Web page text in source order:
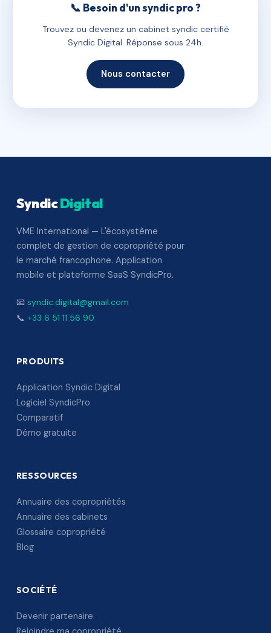
📞 Besoin d'un syndic pro ?
Trouvez ou devenez un cabinet syndic certifié
Syndic Digital. Réponse sous 24h.
Nous contacter
SyndicDigital
VME International — L'écosystème
complet de gestion de copropriété pour
le marché francophone. Application
mobile et plateforme SaaS SyndicPro.
📧 syndic.digital@gmail.com
📞 +33 6 51 11 56 90
PRODUITS
Application Syndic Digital
Logiciel SyndicPro
Comparatif
Démo gratuite
RESSOURCES
Annuaire des copropriétés
Annuaire des cabinets
Glossaire copropriété
Blog
SOCIÉTÉ
Devenir partenaire